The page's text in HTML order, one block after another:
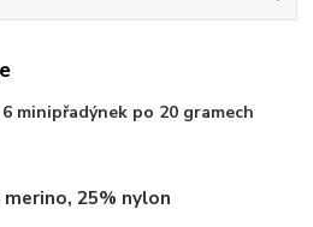
minipřadýnek po 20 gramech
25% nylon